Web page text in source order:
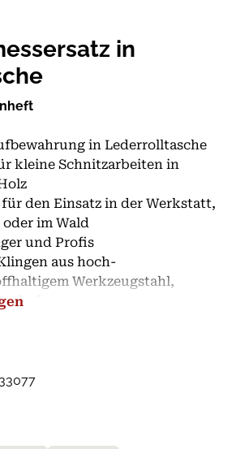
in
in Lederrolltasche
kleine Schnitzarbeiten in
den Einsatz in der Werkstatt,
im Wald
und Profis
aus hoch-
Werkzeugstahl,
schräge Schneide
Schneide
mit Öl befeuchten!